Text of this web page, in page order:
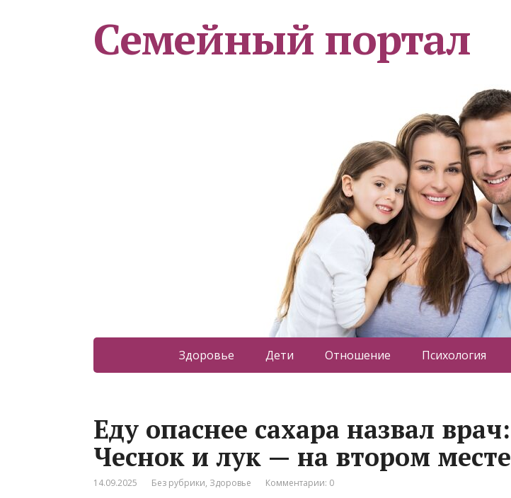
Семейный портал
Здоровье Дети Отношение Психология
Еду опаснее сахара назвал врач:
Чеснок и лук — на втором месте
14.09.2025 Без рубрики, Здоровье Комментарии: 0